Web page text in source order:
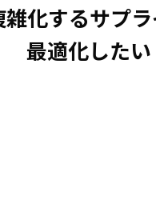
化するサプ
最適化したい